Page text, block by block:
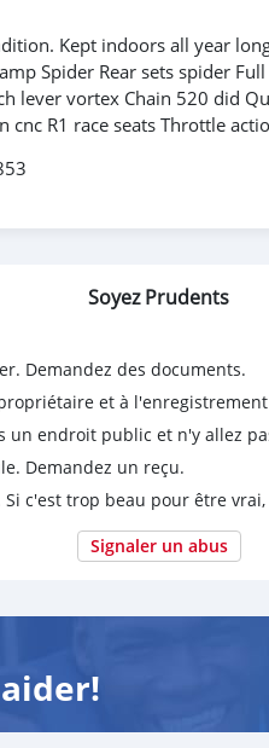
Kept indoors all year
Spider Rear sets spider
lever vortex Chain 520 did
cnc R1 race seats Throttle
Soyez Prudents
Demandez des documents.
et à
un endroit public et n'y allez
Demandez un reçu.
c'est trop beau pour être
Signaler un abus